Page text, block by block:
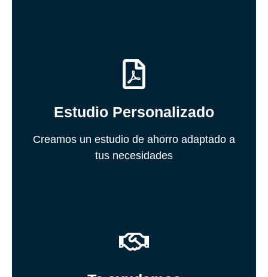
Estudio Personalizado
Creamos un estudio de ahorro adaptado a
tus necesidades
Recibe un informe detallado con
recomendaciones específicas para
reducir tus gastos energéticos y
optimizar tu consumo
Solicita tu estudio